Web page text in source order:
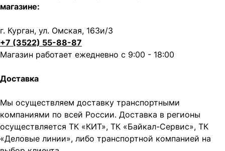
магазине:
г. Курган, ул. Омская, 163и/3
+7 (3522) 55-88-87
Магазин работает ежедневно с 9:00 - 18:00
Доставка
Мы осуществляем доставку транспортными
компаниями по всей России. Доставка в регионы
осуществляется ТК «КИТ», ТК «Байкал-Сервис», ТК
«Деловые линии», либо транспортной компанией на